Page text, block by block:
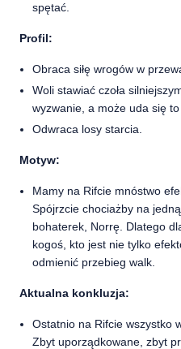
spętać.
Profil:
Obraca siłę wrogów w
Woli stawiać czoła
wyzwanie, a może uda się to
Odwraca losy starcia.
Motyw:
Mamy na Rifcie mnóstwo
Spójrzcie chociażby na
bohaterek, Norrę. Dlatego
kogoś, kto jest nie tylko
odmienić przebieg walk.
Aktualna konkluzja:
Ostatnio na Rifcie wszystko
Zbyt uporządkowane, zbyt